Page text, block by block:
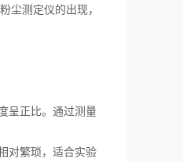
尘测定仪的出现，
呈正比。通过测量
对繁琐，适合实验